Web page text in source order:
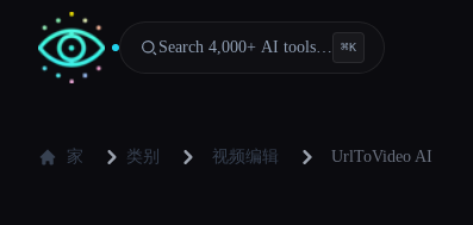
Search 4,000+ AI tools… ⌘K
家 类别 视频编辑 UrlToVideo AI